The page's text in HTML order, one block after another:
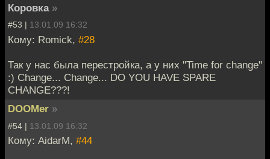
Коровка »
#53 | 13.01.09 16:32
Кому: Romick, #28
Так у нас была перестройка, а у них "Time for change"
:) Change... Change... DO YOU HAVE SPARE
CHANGE???!
DOOMer »
#54 | 13.01.09 16:32
Кому: AidarM, #44